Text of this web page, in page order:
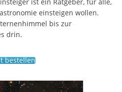
einsteigen wollen.
bis zur
drin.
bestellen